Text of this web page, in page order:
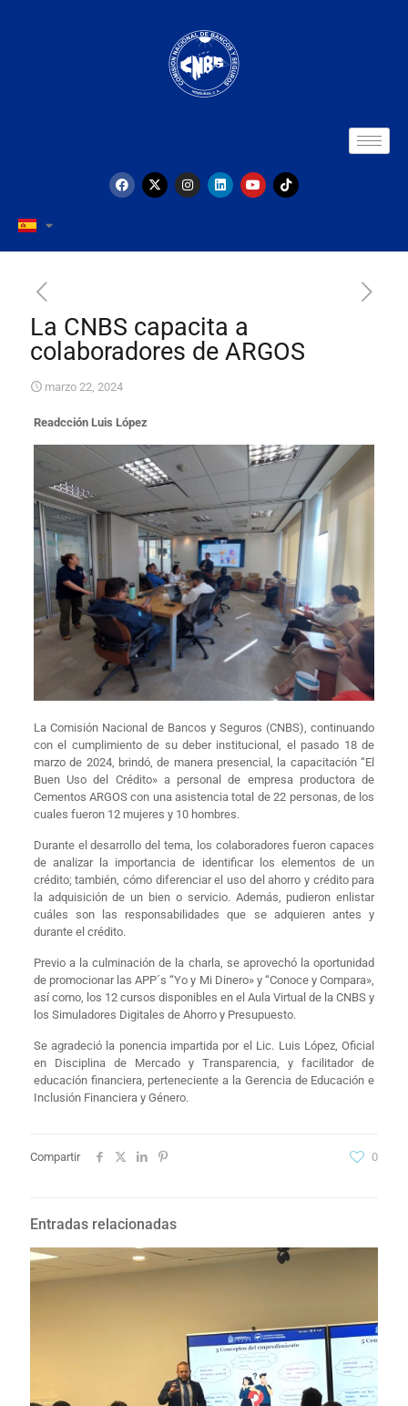
La CNBS capacita a
colaboradores de ARGOS
marzo 22, 2024
Readcción Luis López
La Comisión Nacional de Bancos y Seguros (CNBS), continuando
con el cumplimiento de su deber institucional, el pasado 18 de
marzo de 2024, brindó, de manera presencial, la capacitación “El
Buen Uso del Crédito» a personal de empresa productora de
Cementos ARGOS con una asistencia total de 22 personas, de los
cuales fueron 12 mujeres y 10 hombres.
Durante el desarrollo del tema, los colaboradores fueron capaces
de analizar la importancia de identificar los elementos de un
crédito; también, cómo diferenciar el uso del ahorro y crédito para
la adquisición de un bien o servicio. Además, pudieron enlistar
cuáles son las responsabilidades que se adquieren antes y
durante el crédito.
Previo a la culminación de la charla, se aprovechó la oportunidad
de promocionar las APP´s “Yo y Mi Dinero» y “Conoce y Compara»,
así como, los 12 cursos disponibles en el Aula Virtual de la CNBS y
los Simuladores Digitales de Ahorro y Presupuesto.
Se agradeció la ponencia impartida por el Lic. Luis López, Oficial
en Disciplina de Mercado y Transparencia, y facilitador de
educación financiera, perteneciente a la Gerencia de Educación e
Inclusión Financiera y Género.
Compartir 0
Entradas relacionadas